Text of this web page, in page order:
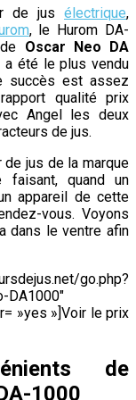
de jus électrique,
, le Hurom DA-
Oscar Neo DA
a été le plus vendu
succès est assez
qualité prix
Angel les deux
de jus.
de jus de la marque
faisant, quand un
appareil de cette
vous. Voyons
dans le ventre afin
go.php?
DA1000″
»yes »]Voir le prix
de
1000